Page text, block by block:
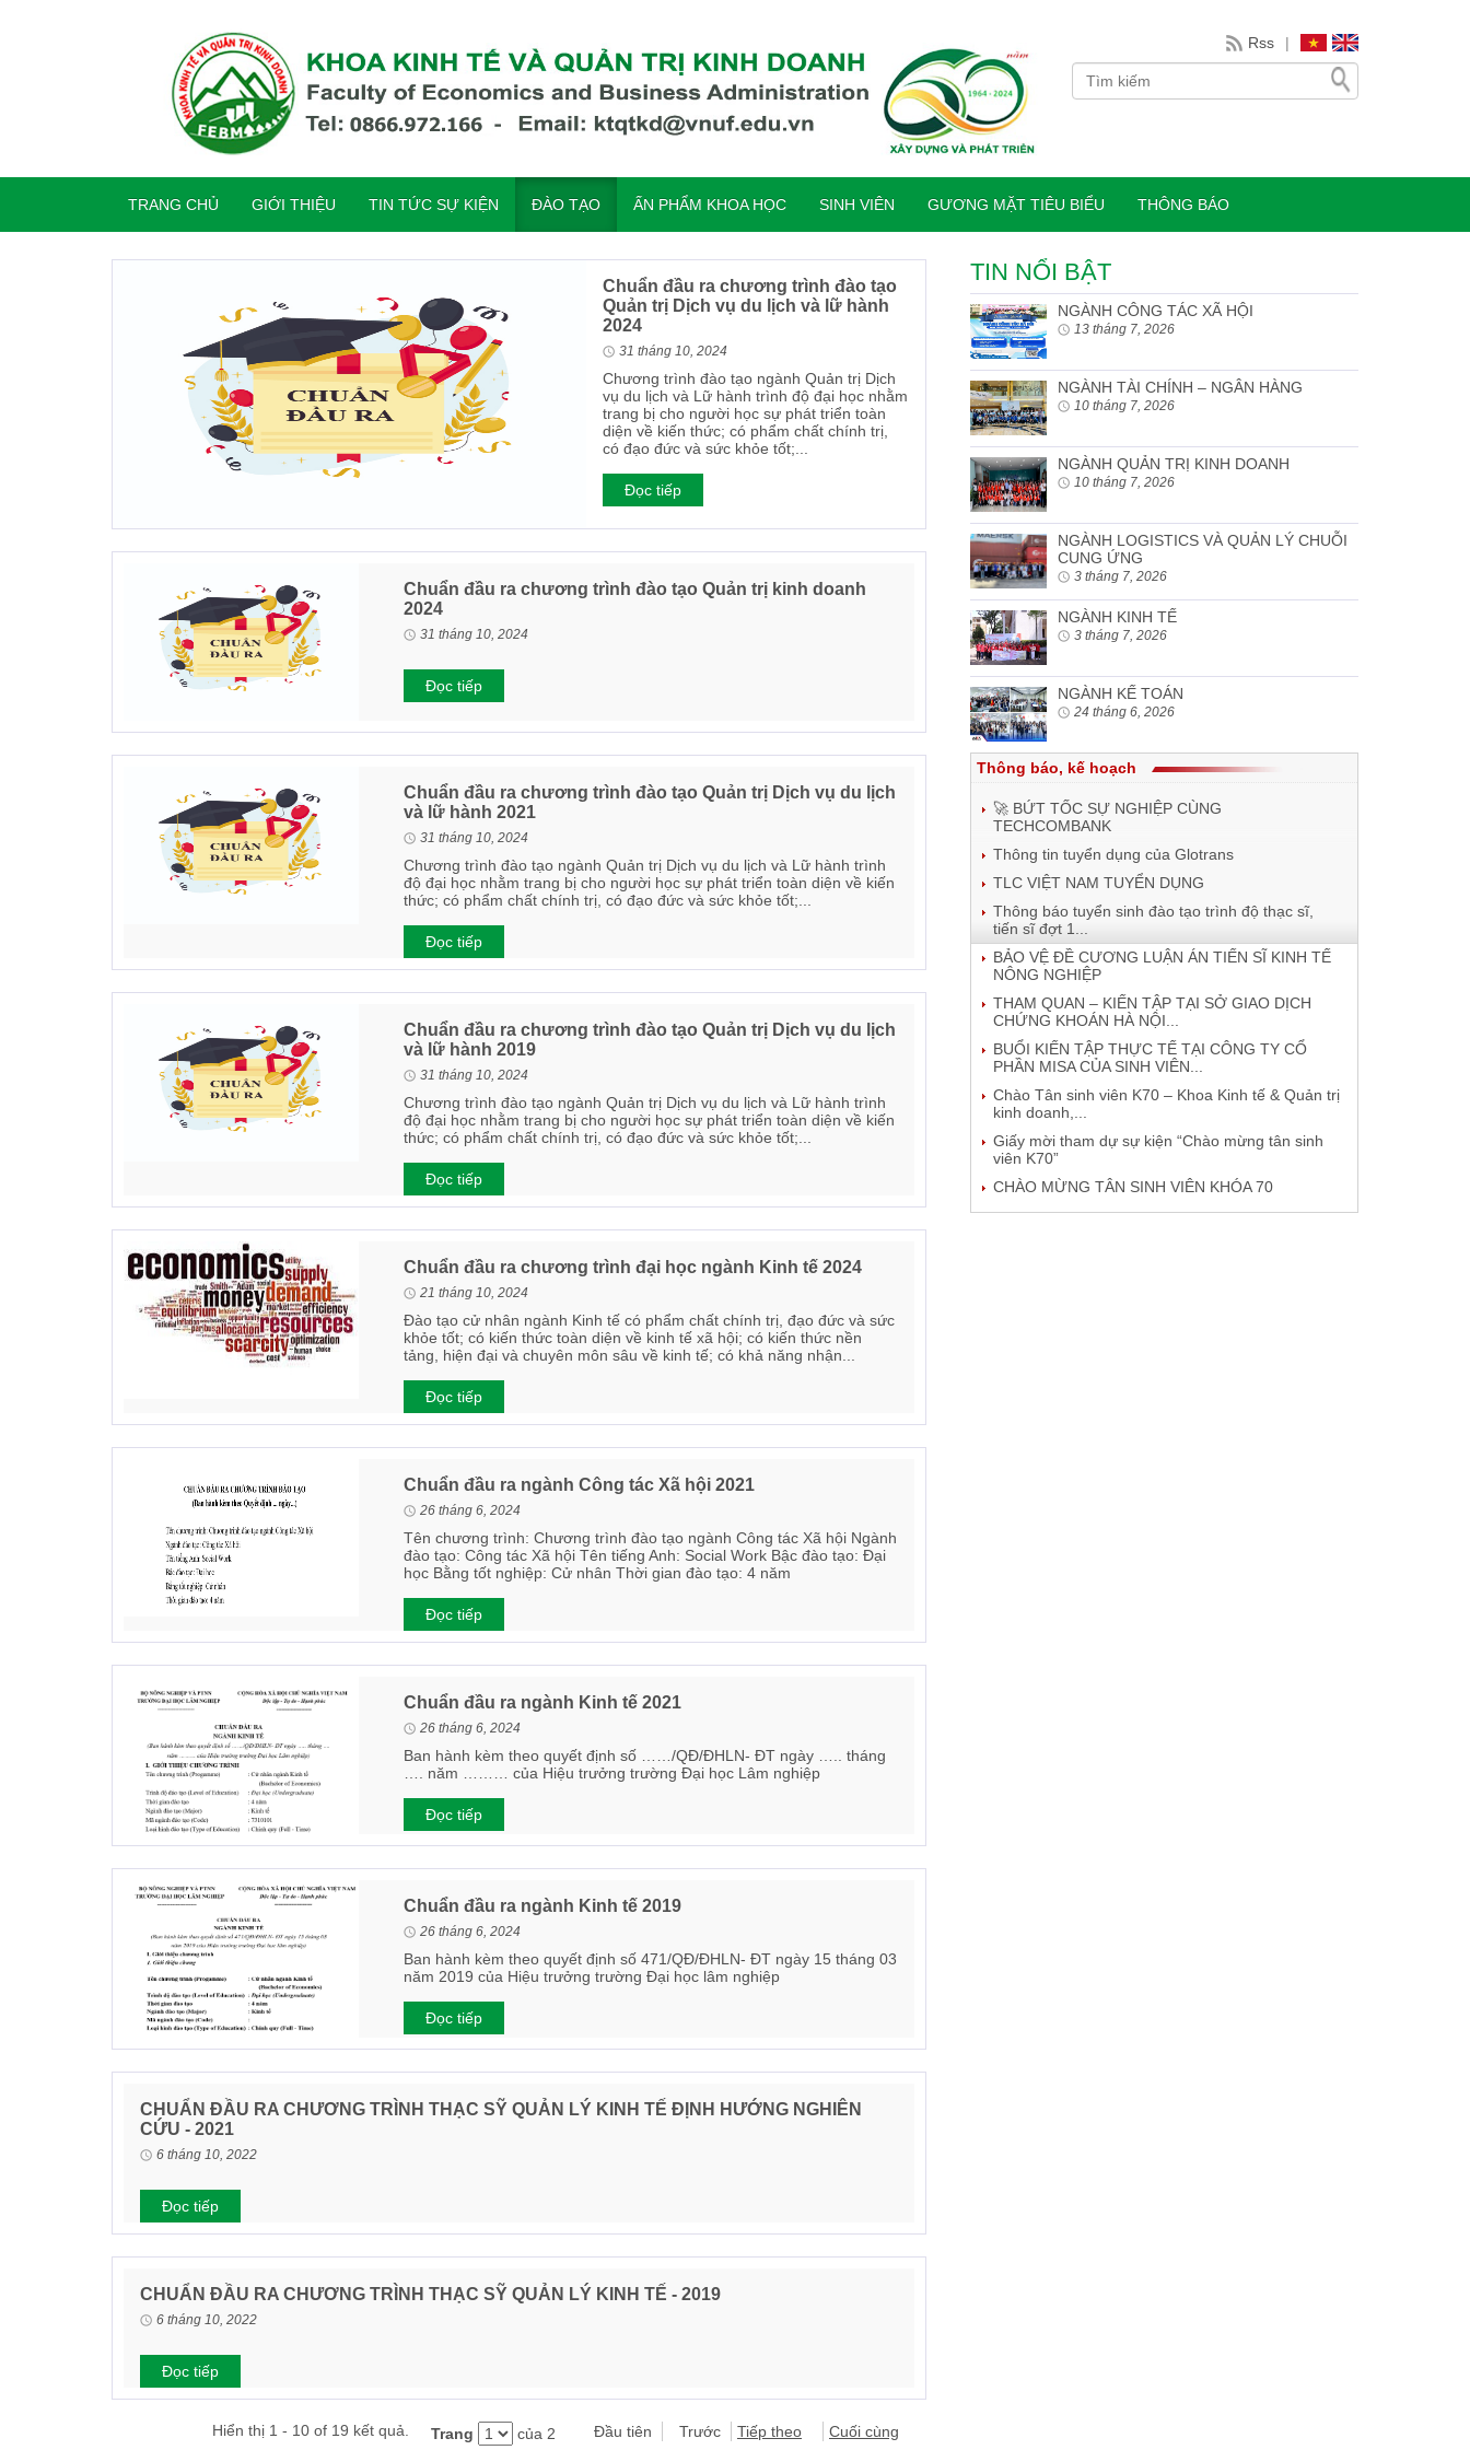
Rss |
TRANG CHỦ GIỚI THIỆU TIN TỨC SỰ KIỆN ĐÀO TẠO ẤN PHẨM KHOA HỌC SINH VIÊN GƯƠNG MẶT TIÊU BIỂU THÔNG BÁO
Chuẩn đầu ra chương trình đào tạo
Quản trị Dịch vụ du lịch và lữ hành
2024
31 tháng 10, 2024
Chương trình đào tạo ngành Quản trị Dịch
vụ du lịch và Lữ hành trình độ đại học nhằm
trang bị cho người học sự phát triển toàn
diện về kiến thức; có phẩm chất chính trị,
có đạo đức và sức khỏe tốt;...
Đọc tiếp
Chuẩn đầu ra chương trình đào tạo Quản trị kinh doanh
2024
31 tháng 10, 2024
Đọc tiếp
Chuẩn đầu ra chương trình đào tạo Quản trị Dịch vụ du lịch
và lữ hành 2021
31 tháng 10, 2024
Chương trình đào tạo ngành Quản trị Dịch vụ du lịch và Lữ hành trình
độ đại học nhằm trang bị cho người học sự phát triển toàn diện về kiến
thức; có phẩm chất chính trị, có đạo đức và sức khỏe tốt;...
Đọc tiếp
Chuẩn đầu ra chương trình đào tạo Quản trị Dịch vụ du lịch
và lữ hành 2019
31 tháng 10, 2024
Chương trình đào tạo ngành Quản trị Dịch vụ du lịch và Lữ hành trình
độ đại học nhằm trang bị cho người học sự phát triển toàn diện về kiến
thức; có phẩm chất chính trị, có đạo đức và sức khỏe tốt;...
Đọc tiếp
Chuẩn đầu ra chương trình đại học ngành Kinh tế 2024
21 tháng 10, 2024
Đào tạo cử nhân ngành Kinh tế có phẩm chất chính trị, đạo đức và sức
khỏe tốt; có kiến thức toàn diện về kinh tế xã hội; có kiến thức nền
tảng, hiện đại và chuyên môn sâu về kinh tế; có khả năng nhận...
Đọc tiếp
Chuẩn đầu ra ngành Công tác Xã hội 2021
26 tháng 6, 2024
Tên chương trình: Chương trình đào tạo ngành Công tác Xã hội Ngành
đào tạo: Công tác Xã hội Tên tiếng Anh: Social Work Bậc đào tạo: Đại
học Bằng tốt nghiệp: Cử nhân Thời gian đào tạo: 4 năm
Đọc tiếp
Chuẩn đầu ra ngành Kinh tế 2021
26 tháng 6, 2024
Ban hành kèm theo quyết định số ……/QĐ/ĐHLN- ĐT ngày ….. tháng
…. năm ……… của Hiệu trưởng trường Đại học Lâm nghiệp
Đọc tiếp
Chuẩn đầu ra ngành Kinh tế 2019
26 tháng 6, 2024
Ban hành kèm theo quyết định số 471/QĐ/ĐHLN- ĐT ngày 15 tháng 03
năm 2019 của Hiệu trưởng trường Đại học lâm nghiệp
Đọc tiếp
CHUẨN ĐẦU RA CHƯƠNG TRÌNH THẠC SỸ QUẢN LÝ KINH TẾ ĐỊNH HƯỚNG NGHIÊN
CỨU - 2021
6 tháng 10, 2022
Đọc tiếp
CHUẨN ĐẦU RA CHƯƠNG TRÌNH THẠC SỸ QUẢN LÝ KINH TẾ - 2019
6 tháng 10, 2022
Đọc tiếp
Hiển thị 1 - 10 of 19 kết quả. Trang của 2 Đầu tiên Trước Tiếp theo Cuối cùng
TIN NỔI BẬT
NGÀNH CÔNG TÁC XÃ HỘI
13 tháng 7, 2026
NGÀNH TÀI CHÍNH – NGÂN HÀNG
10 tháng 7, 2026
NGÀNH QUẢN TRỊ KINH DOANH
10 tháng 7, 2026
NGÀNH LOGISTICS VÀ QUẢN LÝ CHUỖI
CUNG ỨNG
3 tháng 7, 2026
NGÀNH KINH TẾ
3 tháng 7, 2026
NGÀNH KẾ TOÁN
24 tháng 6, 2026
Thông báo, kế hoạch
🚀 BỨT TỐC SỰ NGHIỆP CÙNG
TECHCOMBANK
Thông tin tuyển dụng của Glotrans
TLC VIỆT NAM TUYỂN DỤNG
Thông báo tuyển sinh đào tạo trình độ thạc sĩ,
tiến sĩ đợt 1...
BẢO VỆ ĐỀ CƯƠNG LUẬN ÁN TIẾN SĨ KINH TẾ
NÔNG NGHIỆP
THAM QUAN – KIẾN TẬP TẠI SỞ GIAO DỊCH
CHỨNG KHOÁN HÀ NỘI...
BUỔI KIẾN TẬP THỰC TẾ TẠI CÔNG TY CỔ
PHẦN MISA CỦA SINH VIÊN...
Chào Tân sinh viên K70 – Khoa Kinh tế & Quản trị
kinh doanh,...
Giấy mời tham dự sự kiện “Chào mừng tân sinh
viên K70”
CHÀO MỪNG TÂN SINH VIÊN KHÓA 70